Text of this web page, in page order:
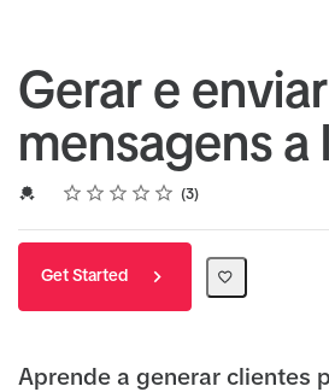
Gerar e enviar
mensagens a
Credential For Completion
Rating
1 star
2 stars
3 stars
4 stars
5 stars
Average rating: 5.0 3
3 reviews
Get Started
Aprende a generar clientes